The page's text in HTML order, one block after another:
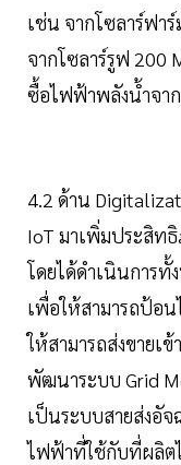
เช่น จากโซลาร์ฟา
จากโซลาร์รูฟ 200
ซื้อไฟฟ้าพลังน้ำจา
4.2 ด้าน
IoT มาเพิ่มประสิทธิ
โดยได้ดำเนินการ
เพื่อให้สามารถป้อ
ให้สามารถส่งขายเ
พัฒนาระบบ Grid
เป็นระบบสายส่งอั
ไฟฟ้าที่ใช้กับที่ผลิต